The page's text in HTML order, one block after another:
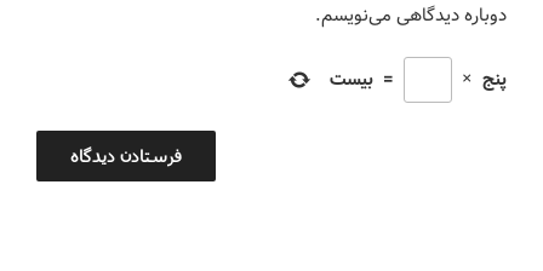
دوباره دیدگاهی می‌نویسم.
پنج ×
= بیست